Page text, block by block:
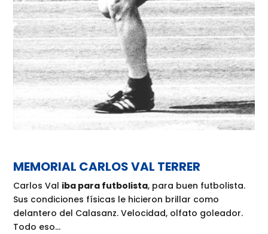
MEMORIAL CARLOS VAL TERRER
Carlos Val iba para futbolista, para buen futbolista.
Sus condiciones físicas le hicieron brillar como
delantero del Calasanz. Velocidad, olfato goleador.
Todo eso…